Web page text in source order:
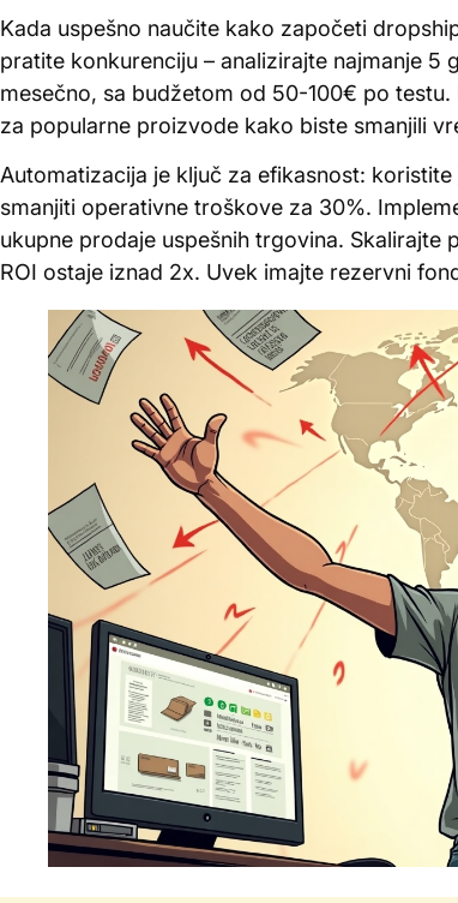
Kada uspešno naučite kako započeti
pratite konkurenciju – analizirajte najmanje
mesečno, sa budžetom od 50-100€ po
za popularne proizvode kako biste smanjili
Automatizacija je ključ za efikasnost: koristite
smanjiti operativne troškove za 30%.
ukupne prodaje uspešnih trgovina.
ROI ostaje iznad 2x. Uvek imajte rezervni